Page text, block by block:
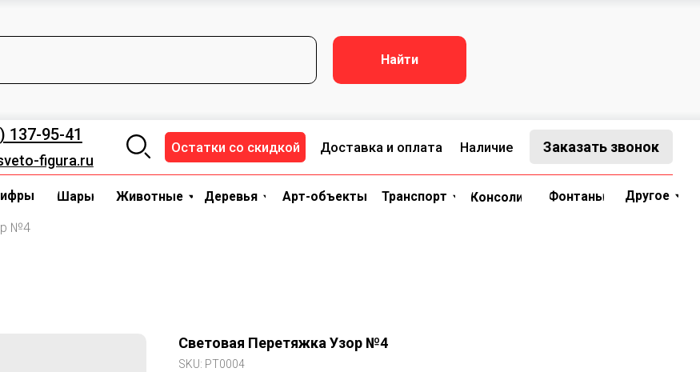
Найти
Доставка и оплата
Остатки со скидкой
Консоли
Животные Деревья
Шары Фонтаны
Транспорт
Арт-объекты Другое
Консоли
Арт-объекты
№4
Световая Перетяжка Узор №4
SKU: PT0004